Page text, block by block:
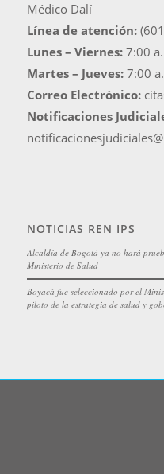
Médico Dalí
Línea de atención:
Lunes – Viernes: 7:00
Martes – Jueves: 7:00
Correo Electrónico:
Notificaciones
NOTICIAS REN IPS
Alcaldía de Bogotá ya no hará
Ministerio de Salud
Boyacá fue seleccionado por el
piloto de la estrategia de salud y